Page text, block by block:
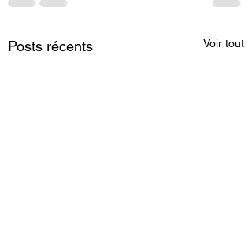
Posts récents Voir tout